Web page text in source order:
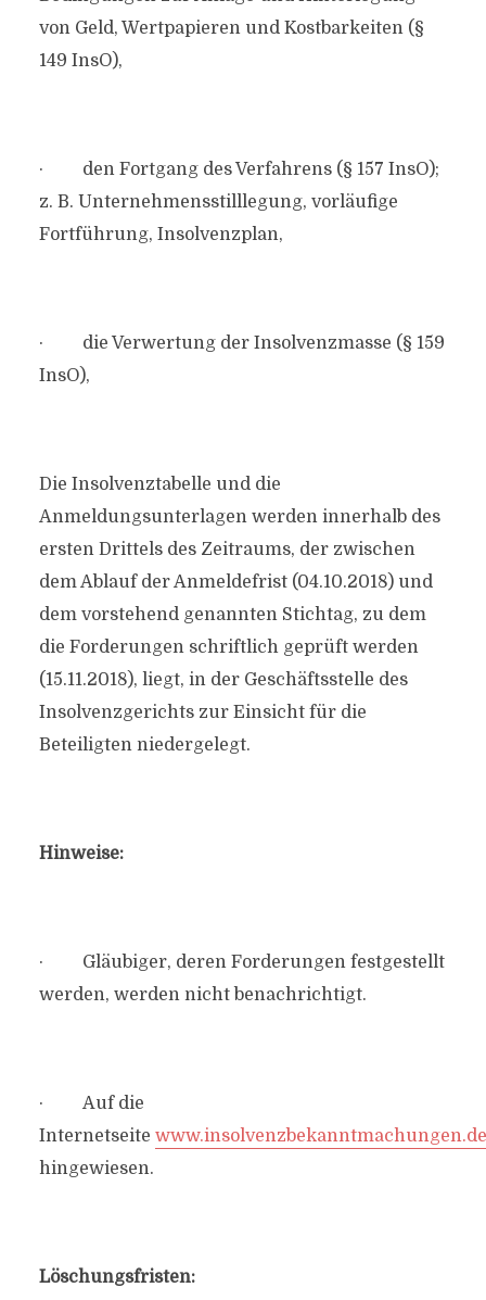
von Geld, Wertpapieren und Kostbarkeiten (§
149 InsO),
· den Fortgang des Verfahrens (§ 157 InsO);
z. B. Unternehmensstilllegung, vorläufige
Fortführung, Insolvenzplan,
· die Verwertung der Insolvenzmasse (§ 159
InsO),
Die Insolvenztabelle und die
Anmeldungsunterlagen werden innerhalb des
ersten Drittels des Zeitraums, der zwischen
dem Ablauf der Anmeldefrist (04.10.2018) und
dem vorstehend genannten Stichtag, zu dem
die Forderungen schriftlich geprüft werden
(15.11.2018), liegt, in der Geschäftsstelle des
Insolvenzgerichts zur Einsicht für die
Beteiligten niedergelegt.
Hinweise:
· Gläubiger, deren Forderungen festgestellt
werden, werden nicht benachrichtigt.
· Auf die
Internetseite www.insolvenzbekanntmachungen.de
hingewiesen.
Löschungsfristen: